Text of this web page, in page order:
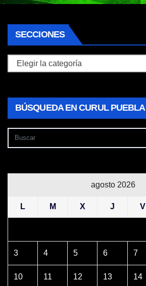
SECCIONES
Secciones
BÚSQUEDA EN CURUL PUEBLA
agosto 2026
L M X J V
3 4 5 6 7
10 11 12 13 14